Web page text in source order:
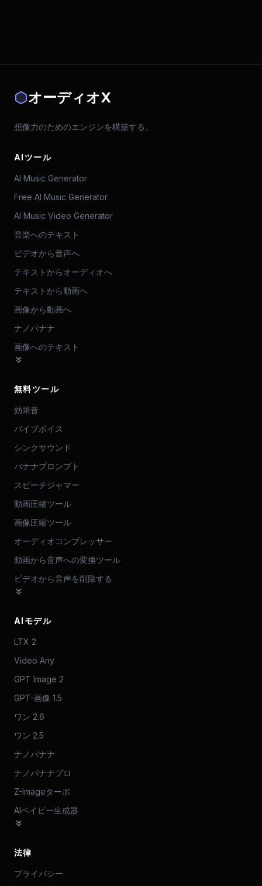
オーディオX
想像力のためのエンジンを構築する。
AIツール
AI Music Generator
Free AI Music Generator
AI Music Video Generator
音楽へのテキスト
ビデオから音声へ
テキストからオーディオへ
テキストから動画へ
画像から動画へ
ナノバナナ
画像へのテキスト
無料ツール
効果音
バイブボイス
シンクサウンド
バナナプロンプト
スピーチジャマー
動画圧縮ツール
画像圧縮ツール
オーディオコンプレッサー
動画から音声への変換ツール
ビデオから音声を削除する
AIモデル
LTX 2
Video Any
GPT Image 2
GPT-画像 1.5
ワン 2.6
ワン 2.5
ナノバナナ
ナノバナナプロ
Z-Imageターボ
AIベイビー生成器
法律
プライバシー